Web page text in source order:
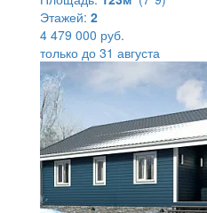
Этажей: 2
4 479 000 руб.
только до 31 августа